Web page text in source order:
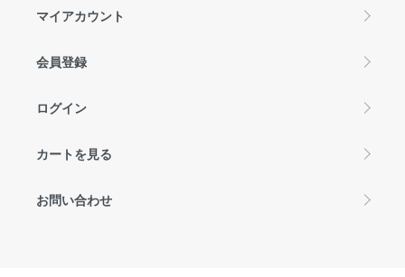
マイアカウント
会員登録
ログイン
カートを見る
お問い合わせ